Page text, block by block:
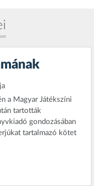
a Magyar Játékszíni
tartották
gondozásában
tartalmazó kötet